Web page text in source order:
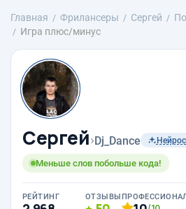
Главная Фрилансеры Сергей
Игра плюс/минус
Сергей›Dj_Dance
Меньше слов побольше кода!
РЕЙТИНГ ОТЗЫВЫ